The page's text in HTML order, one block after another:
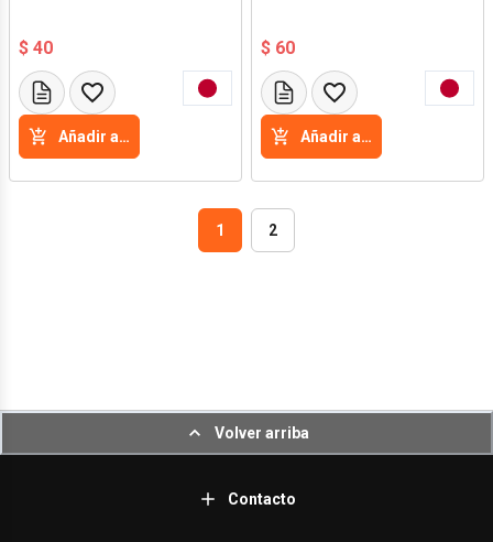
$ 40
Añadir a la cesta
$ 60
Añadir a la cesta
1 2
Volver arriba
Contacto